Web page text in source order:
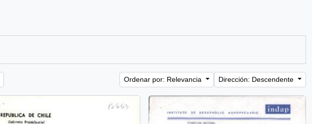
Ordenar por: Relevancia Dirección: Descendente